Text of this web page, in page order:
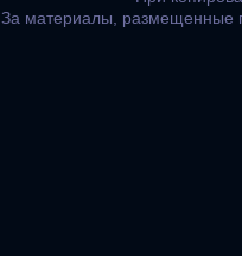
За материалы, размещенные